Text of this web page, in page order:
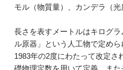
モル（物質量）、カンデラ（光
長さを表すメートルはキログ
ル原器」という人工物で定めら
1983年の2度にわたって改定さ
礎物理定数を用いて定義。ま